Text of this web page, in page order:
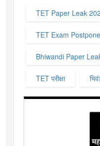
TET Paper Leak
TET Exam
Bhiwandi Paper
TET परीक्षा